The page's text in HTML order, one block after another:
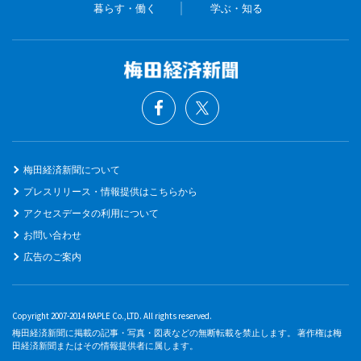
暮らす・働く 学ぶ・知る
梅田経済新聞について
プレスリリース・情報提供はこちらから
アクセスデータの利用について
お問い合わせ
広告のご案内
Copyright 2007-2014 RAPLE Co.,LTD. All rights reserved.
梅田経済新聞に掲載の記事・写真・図表などの無断転載を禁止します。 著作権は梅
田経済新聞またはその情報提供者に属します。